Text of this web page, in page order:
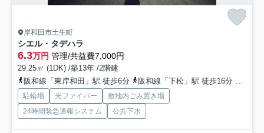
岸和田市土生町
シエル・タデハラ
6.3万円 管理/共益費7,000円
29.25㎡ (1DK) /築13年 /2階建
阪和線「東岸和田」駅 徒歩6分
阪和線「下松」駅 徒歩16分
駐輪場 光ファイバー
敷地内ごみ置き場
24時間緊急通報システム
公共下水